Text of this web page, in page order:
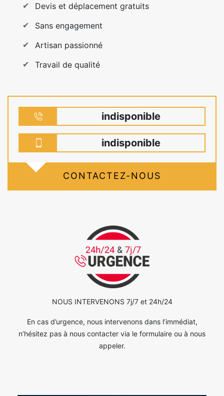
Devis et déplacement gratuits
Sans engagement
Artisan passionné
Travail de qualité
indisponible
indisponible
CONTACTEZ-NOUS
NOUS INTERVENONS 7j/7 et 24h/24
En cas d’urgence, nous intervenons dans l’immédiat,
n’hésitez pas à nous contacter via le formulaire ou à nous
appeler.